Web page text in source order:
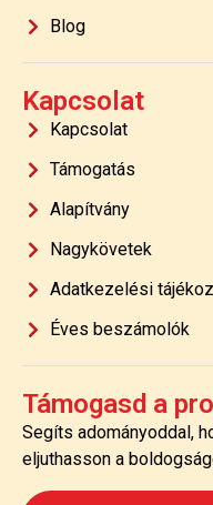
Blog
Kapcsolat
Kapcsolat
Támogatás
Alapítvány
Nagykövetek
Adatkezelési
Éves beszámolók
Támogasd a
Segíts adományoddal,
eljuthasson a